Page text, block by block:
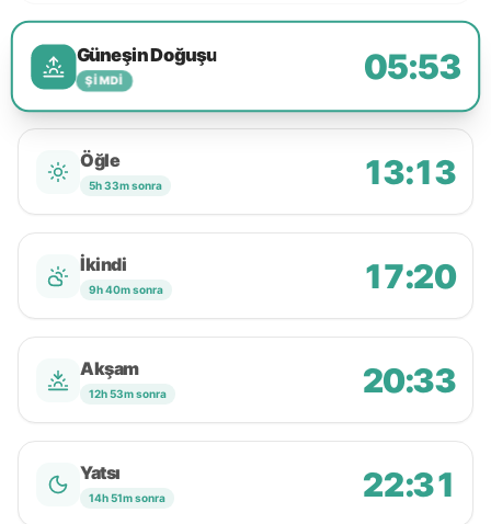
Güneşin Doğuşu
ŞIMDI 05:53
Öğle
5h 33m sonra 13:13
İkindi
9h 40m sonra 17:20
Akşam
12h 53m sonra 20:33
Yatsı
14h 51m sonra 22:31